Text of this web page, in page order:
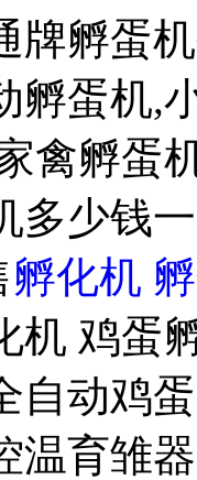
牌孵蛋
孵蛋机,
禽孵蛋
多少钱
孵化机
机 鸡蛋
自动鸡
温育雏